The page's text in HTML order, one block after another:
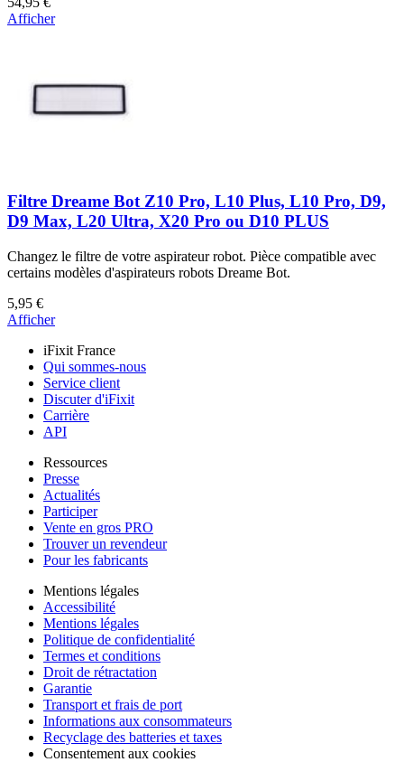
Afficher
Filtre Dreame Bot Z10 Pro, L10 Plus, L10 Pro, D9,
D9 Max, L20 Ultra, X20 Pro ou D10 PLUS
Changez le filtre de votre aspirateur robot. Pièce compatible avec
certains modèles d'aspirateurs robots Dreame Bot.
5,95 €
Afficher
iFixit France
Qui sommes-nous
Service client
Discuter d'iFixit
Carrière
API
Ressources
Presse
Actualités
Participer
Vente en gros PRO
Trouver un revendeur
Pour les fabricants
Mentions légales
Accessibilité
Mentions légales
Politique de confidentialité
Termes et conditions
Droit de rétractation
Garantie
Transport et frais de port
Informations aux consommateurs
Recyclage des batteries et taxes
Consentement aux cookies